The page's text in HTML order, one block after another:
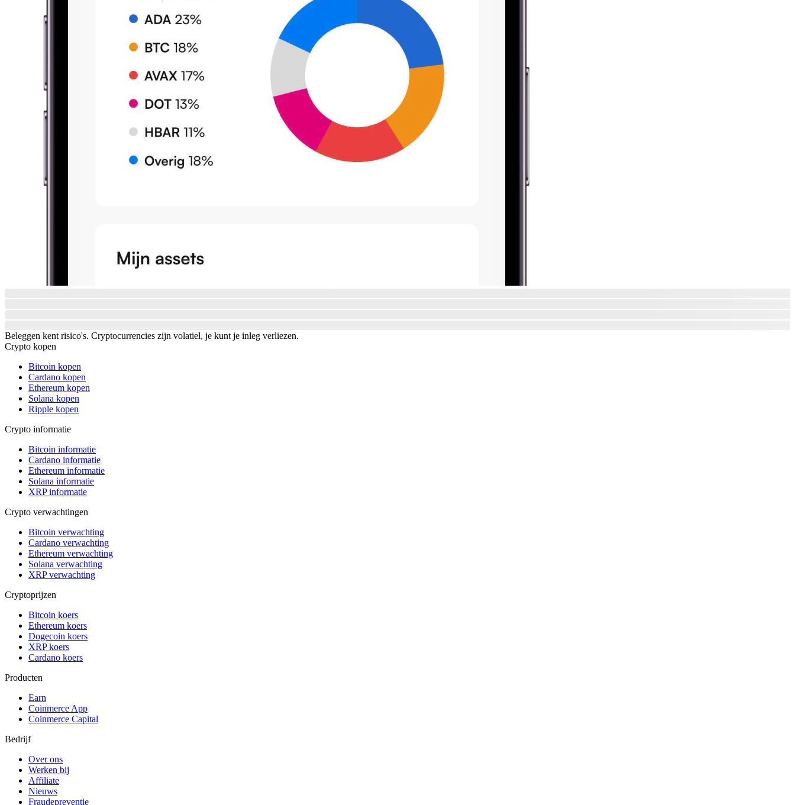
Beleggen kent risico's. Cryptocurrencies zijn volatiel, je kunt je inleg verliezen.
Crypto kopen
Bitcoin kopen
Cardano kopen
Ethereum kopen
Solana kopen
Ripple kopen
Crypto informatie
Bitcoin informatie
Cardano informatie
Ethereum informatie
Solana informatie
XRP informatie
Crypto verwachtingen
Bitcoin verwachting
Cardano verwachting
Ethereum verwachting
Solana verwachting
XRP verwachting
Cryptoprijzen
Bitcoin koers
Ethereum koers
Dogecoin koers
XRP koers
Cardano koers
Producten
Earn
Coinmerce App
Coinmerce Capital
Bedrijf
Over ons
Werken bij
Affiliate
Nieuws
Fraudepreventie